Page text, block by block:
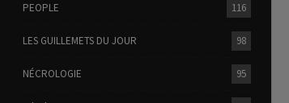
PEOPLE 116
LES GUILLEMETS DU JOUR 98
NÉCROLOGIE 95